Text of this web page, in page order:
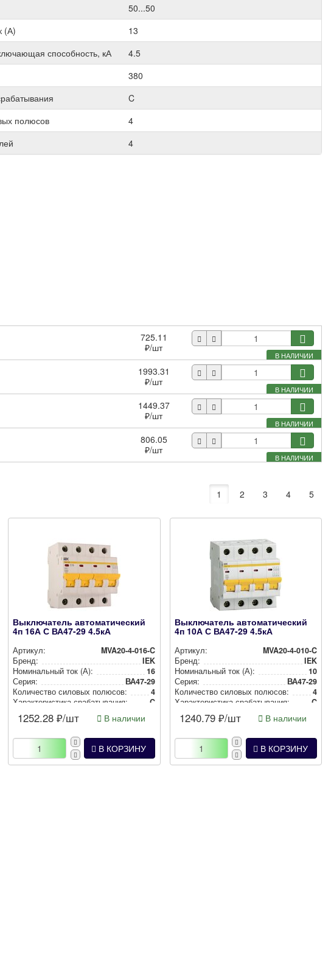
50...50
(А)
13
способность, кА
4.5
380
C
полюсов
4
4
В НАЛИЧИИ
725.11
₽/шт
В НАЛИЧИИ
1993.31
₽/шт
В НАЛИЧИИ
1449.37
₽/шт
В НАЛИЧИИ
806.05
₽/шт
1 2 3 4 5
Выключатель автоматический
4п 16А С ВА47-29 4.5кА
Артикул:
MVA20-4-016-C
Бренд:
IEK
Номи­наль­ный ток (А):
16
Серия:
ВА47-29
Количество силовых полюсов:
4
Харак­те­рис­ти­ка сра­ба­ты­ва­ния:
C
1252.28 ₽/шт В наличии
В КОРЗИНУ
Выключатель автоматический
4п 10А С ВА47-29 4.5кА
Артикул:
MVA20-4-010-C
Бренд:
IEK
Номи­наль­ный ток (А):
10
Серия:
ВА47-29
Количество силовых полюсов:
4
Харак­те­рис­ти­ка сра­ба­ты­ва­ния:
C
1240.79 ₽/шт В наличии
В КОРЗИНУ